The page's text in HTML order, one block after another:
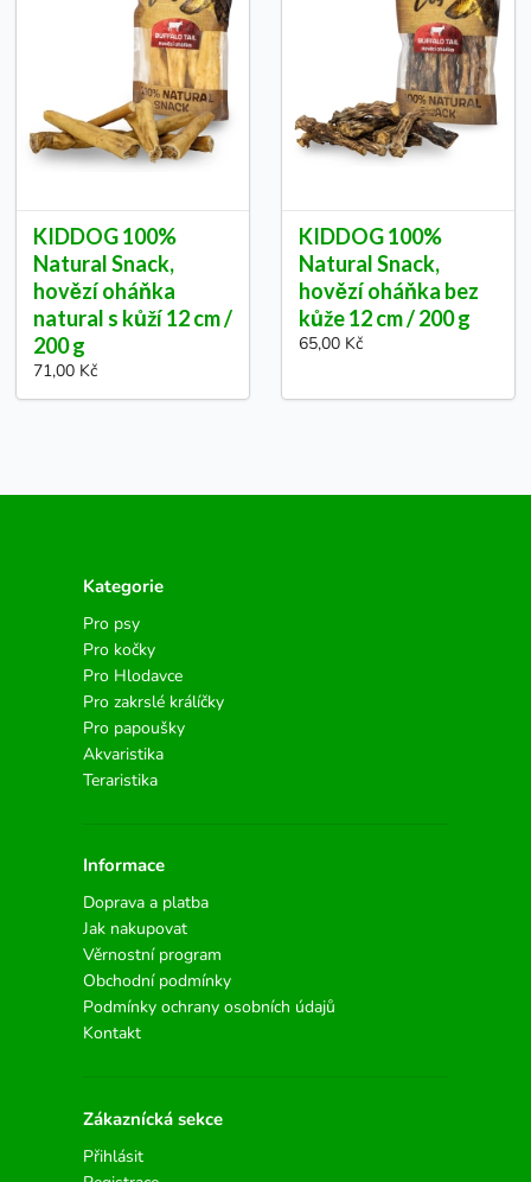
KIDDOG 100%
Natural Snack,
hovězí oháňka
natural s kůží 12 cm /
200 g
71,00 Kč
KIDDOG 100%
Natural Snack,
hovězí oháňka bez
kůže 12 cm / 200 g
65,00 Kč
Kategorie
Pro psy
Pro kočky
Pro Hlodavce
Pro zakrslé králíčky
Pro papoušky
Akvaristika
Teraristika
Informace
Doprava a platba
Jak nakupovat
Věrnostní program
Obchodní podmínky
Podmínky ochrany osobních údajů
Kontakt
Zákaznícká sekce
Přihlásit